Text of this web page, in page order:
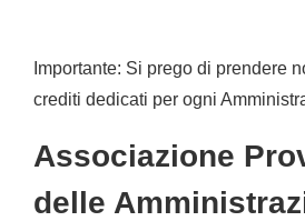
Importante: Si prego di prendere
crediti dedicati per ogni
Associazione
delle